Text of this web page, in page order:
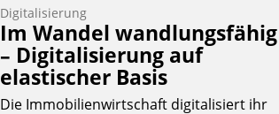
Digitalisierung
Im Wandel wandlungsfähig
– Digitalisierung auf
elastischer Basis
Die Immobilienwirtschaft digitalisiert ihr